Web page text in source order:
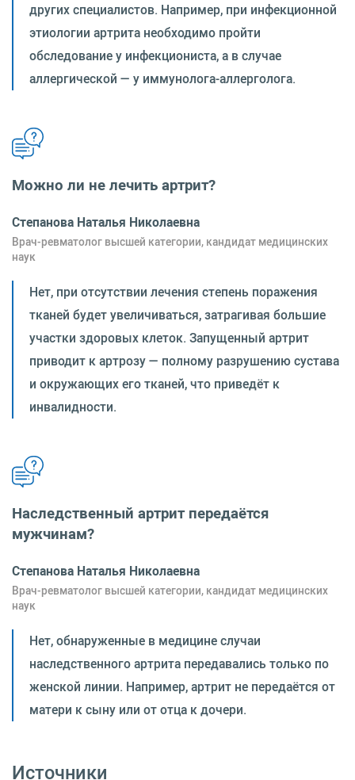
других специалистов. Например, при инфекционной
этиологии артрита необходимо пройти
обследование у инфекциониста, а в случае
аллергической — у иммунолога-аллерголога.
Можно ли не лечить артрит?
Степанова Наталья Николаевна
Врач-ревматолог высшей категории, кандидат медицинских
наук
Нет, при отсутствии лечения степень поражения
тканей будет увеличиваться, затрагивая большие
участки здоровых клеток. Запущенный артрит
приводит к артрозу — полному разрушению сустава
и окружающих его тканей, что приведёт к
инвалидности.
Наследственный артрит передаётся
мужчинам?
Степанова Наталья Николаевна
Врач-ревматолог высшей категории, кандидат медицинских
наук
Нет, обнаруженные в медицине случаи
наследственного артрита передавались только по
женской линии. Например, артрит не передаётся от
матери к сыну или от отца к дочери.⁠
Источники